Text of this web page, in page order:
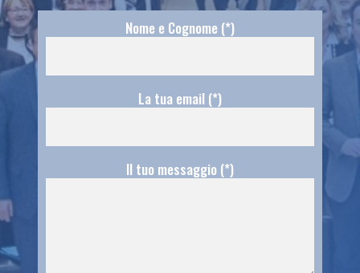
Nome e Cognome (*)
La tua email (*)
Il tuo messaggio (*)